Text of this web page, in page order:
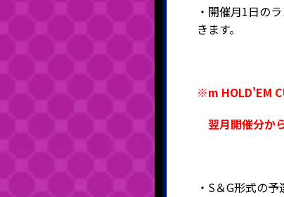
・開催月1日の
きます。
※m HOLD'EM
翌月開催分か
・S＆G形式の